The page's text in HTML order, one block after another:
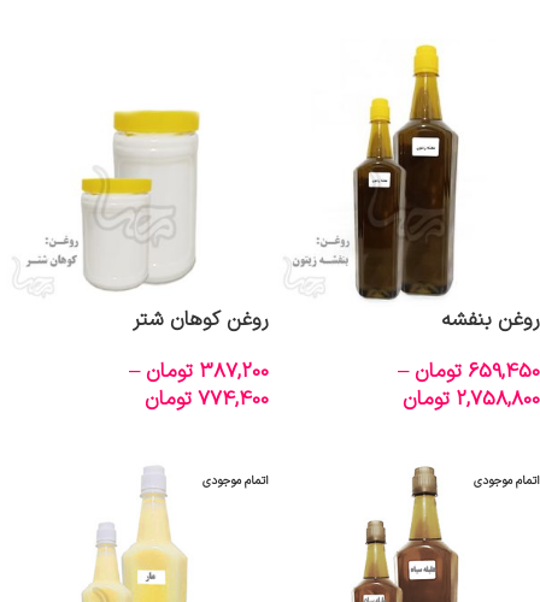
روغن بنفشه
659,450 تومان –
2,758,800 تومان
روغن کوهان شتر
387,200 تومان –
774,400تومان
اتمام موجودی اتمام موجودی